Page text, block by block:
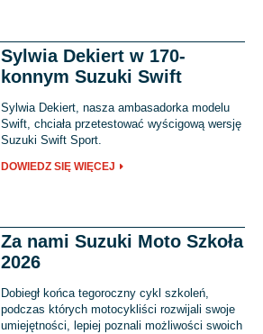
Sylwia Dekiert w 170-
konnym Suzuki Swift
Sylwia Dekiert, nasza ambasadorka modelu
Swift, chciała przetestować wyścigową wersję
Suzuki Swift Sport.
DOWIEDZ SIĘ WIĘCEJ
Za nami Suzuki Moto Szkoła
2026
Dobiegł końca tegoroczny cykl szkoleń,
podczas których motocykliści rozwijali swoje
umiejętności, lepiej poznali możliwości swoich